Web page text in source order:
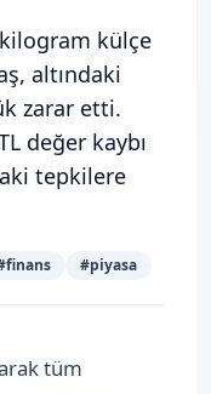
külçe
altındaki
zarar etti.
değer kaybı
tepkilere
finans #piyasa
tüm